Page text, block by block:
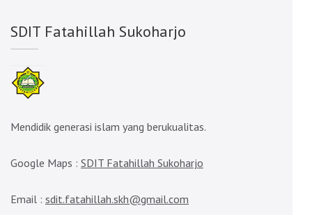
SDIT Fatahillah Sukoharjo
Mendidik generasi islam yang berukualitas.
Google Maps : SDIT Fatahillah Sukoharjo
Email : sdit.fatahillah.skh@gmail.com